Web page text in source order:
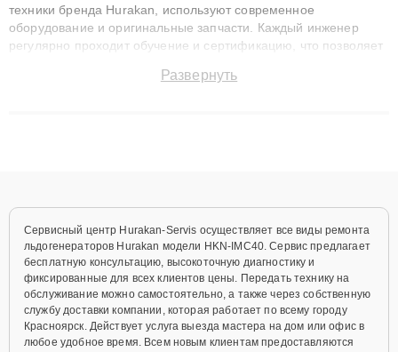
техники бренда Hurakan, используют современное
оборудование и оригинальные запчасти. Каждый инженер
регулярно проходит обучение и сертификацию, что позволяет
технику с сохранением гарантии до 3 лет. Наши мастера
Развернуть
Сервисный центр Hurakan-Servis осуществляет все виды ремонта
льдогенераторов Hurakan модели HKN-IMC40. Сервис предлагает
бесплатную консультацию, высокоточную диагностику и
фиксированные для всех клиентов цены. Передать технику на
обслуживание можно самостоятельно, а также через собственную
службу доставки компании, которая работает по всему городу
Красноярск. Действует услуга выезда мастера на дом или офис в
любое удобное время. Всем новым клиентам предоставляются